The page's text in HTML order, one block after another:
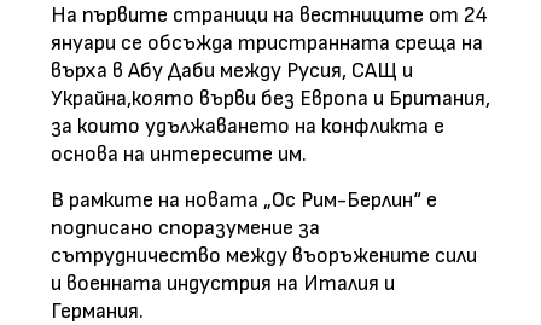
На първите страници на вестниците от 24
януари се обсъжда тристранната среща на
върха в Абу Даби между Русия, САЩ и
Украйна,която върви без Европа и Британия,
за които удължаването на конфликта е
основа на интересите им.
В рамките на новата „Ос Рим-Берлин“ е
подписано споразумение за
сътрудничество между въоръжените сили
и военната индустрия на Италия и
Германия.